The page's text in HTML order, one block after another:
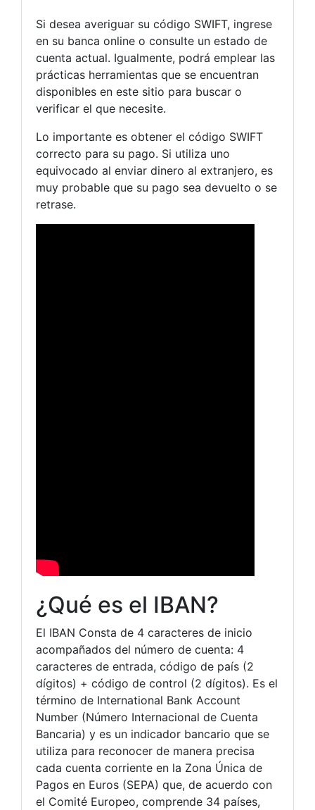
Si desea averiguar su código SWIFT, ingrese
en su banca online o consulte un estado de
cuenta actual. Igualmente, podrá emplear las
prácticas herramientas que se encuentran
disponibles en este sitio para buscar o
verificar el que necesite.
Lo importante es obtener el código SWIFT
correcto para su pago. Si utiliza uno
equivocado al enviar dinero al extranjero, es
muy probable que su pago sea devuelto o se
retrase.
¿Qué es el IBAN?
El IBAN Consta de 4 caracteres de inicio
acompañados del número de cuenta: 4
caracteres de entrada, código de país (2
dígitos) + código de control (2 dígitos). Es el
término de International Bank Account
Number (Número Internacional de Cuenta
Bancaria) y es un indicador bancario que se
utiliza para reconocer de manera precisa
cada cuenta corriente en la Zona Única de
Pagos en Euros (SEPA) que, de acuerdo con
el Comité Europeo, comprende 34 países,